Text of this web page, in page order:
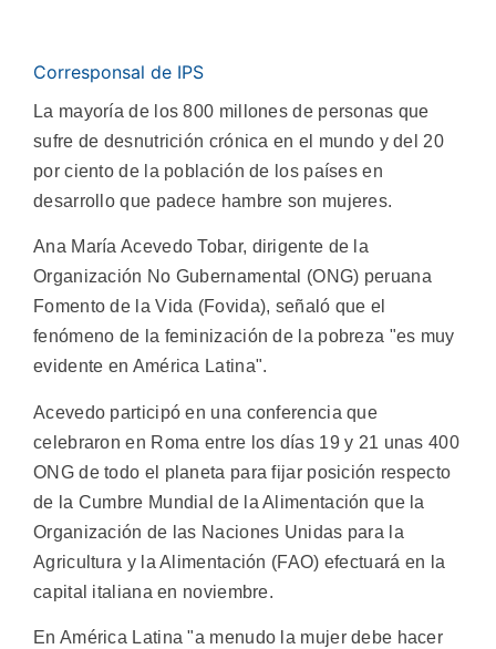
Corresponsal de IPS
La mayoría de los 800 millones de personas que
sufre de desnutrición crónica en el mundo y del 20
por ciento de la población de los países en
desarrollo que padece hambre son mujeres.
Ana María Acevedo Tobar, dirigente de la
Organización No Gubernamental (ONG) peruana
Fomento de la Vida (Fovida), señaló que el
fenómeno de la feminización de la pobreza "es muy
evidente en América Latina".
Acevedo participó en una conferencia que
celebraron en Roma entre los días 19 y 21 unas 400
ONG de todo el planeta para fijar posición respecto
de la Cumbre Mundial de la Alimentación que la
Organización de las Naciones Unidas para la
Agricultura y la Alimentación (FAO) efectuará en la
capital italiana en noviembre.
En América Latina "a menudo la mujer debe hacer